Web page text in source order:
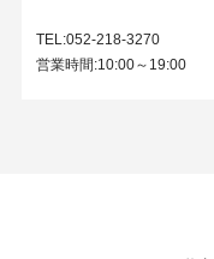
TEL:052-218-3270
営業時間:10:00～19:00